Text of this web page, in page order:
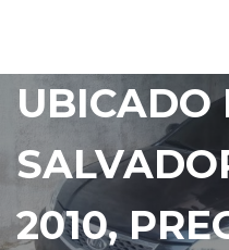
UBICADO
2010,